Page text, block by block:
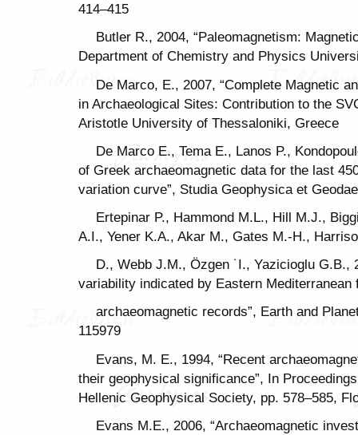
414–415
Butler R., 2004, “Paleomagnetism:
Department of Chemistry and Physics
De Marco, E., 2007, “Complete Magnetic
in Archaeological Sites: Contribution to the
Aristotle University of Thessaloniki, Greece
De Marco E., Tema E., Lanos P.,
of Greek archaeomagnetic data for the last
variation curve”, Studia Geophysica et
Ertepinar P., Hammond M.L., Hill M.J.,
A.I., Yener K.A., Akar M., Gates M.-H.,
D., Webb J.M., Özgen ˙I., Yazicioglu G.B.,
variability indicated by Eastern Mediterranean
archaeomagnetic records”, Earth and
115979
Evans, M. E., 1994, “Recent
their geophysical significance”, In
Hellenic Geophysical Society, pp. 578–585,
Evans M.E., 2006, “Archaeomagnetic